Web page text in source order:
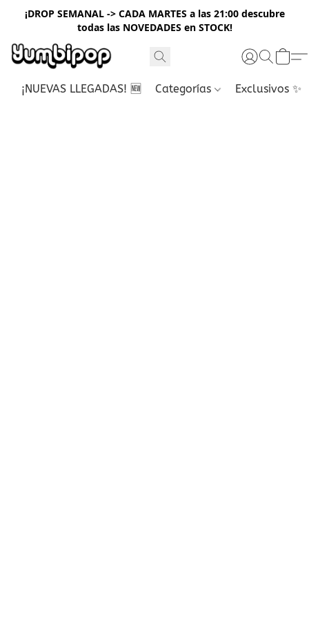
¡DROP SEMANAL -> CADA MARTES a las 21:00 descubre
todas las NOVEDADES en STOCK!
¡NUEVAS LLEGADAS! 🆕 Categorías Exclusivos ✨